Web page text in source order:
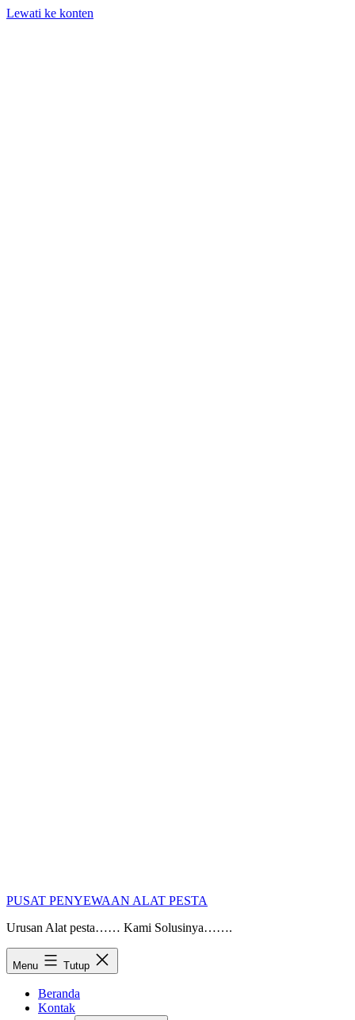
Lewati ke konten
PUSAT PENYEWAAN ALAT PESTA
Urusan Alat pesta…… Kami Solusinya…….
Menu Tutup
Beranda
Kontak